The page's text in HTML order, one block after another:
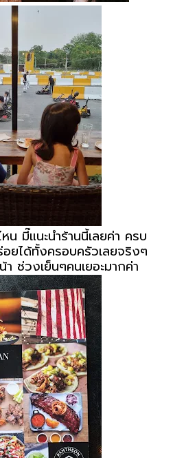
มี๊แนะนำร้านนี้เลยค่า ครบ
ยได้ทั้งครอบครัวเลยจริงๆ
า ช่วงเย็นๆคนเยอะมากค่า